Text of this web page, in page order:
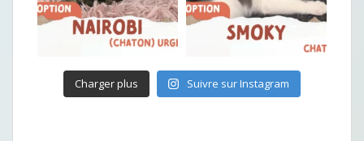
Charger plus Suivre sur Instagram